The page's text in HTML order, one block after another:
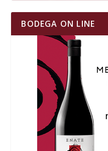
BODEGA ON LINE